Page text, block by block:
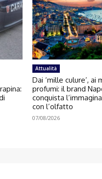
Attualità
Dai ‘mille culure’, ai
profumi: il brand
conquista
con l’olfatto
07/08/2026